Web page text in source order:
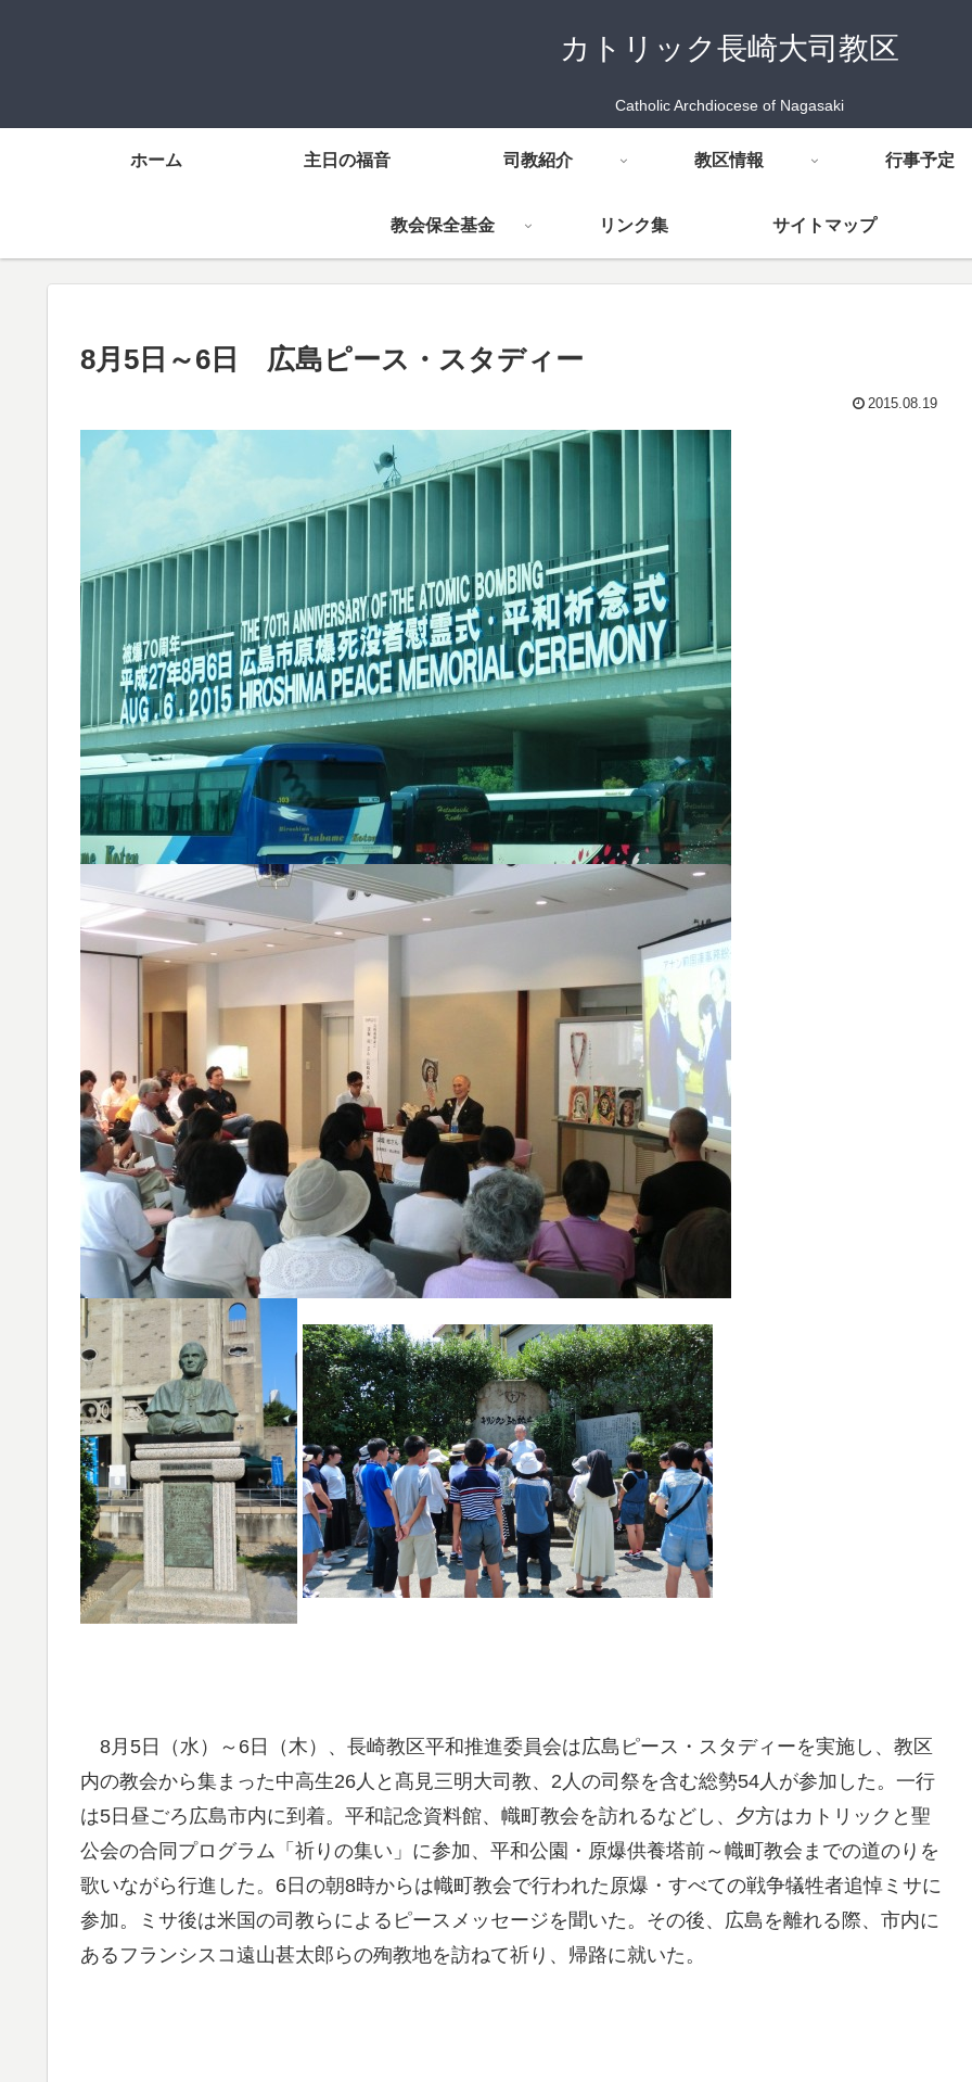
カトリック長崎大司教区
Catholic Archdiocese of Nagasaki
ホーム 主日の福音 司教紹介 教区情報 行事予定
教会保全基金 リンク集 サイトマップ
8月5日～6日 広島ピース・スタディー
2015.08.19
8月5日（水）～6日（木）、長崎教区平和推進委員会は広島ピース・スタディーを実施し、教区
内の教会から集まった中高生26人と髙見三明大司教、2人の司祭を含む総勢54人が参加した。一行
は5日昼ごろ広島市内に到着。平和記念資料館、幟町教会を訪れるなどし、夕方はカトリックと聖
公会の合同プログラム「祈りの集い」に参加、平和公園・原爆供養塔前～幟町教会までの道のりを
歌いながら行進した。6日の朝8時からは幟町教会で行われた原爆・すべての戦争犠牲者追悼ミサに
参加。ミサ後は米国の司教らによるピースメッセージを聞いた。その後、広島を離れる際、市内に
あるフランシスコ遠山甚太郎らの殉教地を訪ねて祈り、帰路に就いた。